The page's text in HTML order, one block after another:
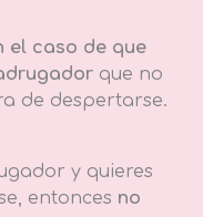
el caso de que
que no
de despertarse.
y quieres
entonces no